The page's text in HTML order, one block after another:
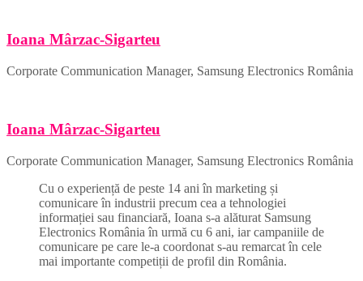
Ioana Mârzac-Sigarteu
Corporate Communication Manager, Samsung Electronics România
Ioana Mârzac-Sigarteu
Corporate Communication Manager, Samsung Electronics România
Cu o experiență de peste 14 ani în marketing și
comunicare în industrii precum cea a tehnologiei
informației sau financiară, Ioana s-a alăturat Samsung
Electronics România în urmă cu 6 ani, iar campaniile de
comunicare pe care le-a coordonat s-au remarcat în cele
mai importante competiții de profil din România.